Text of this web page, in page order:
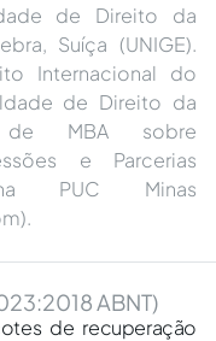
de Direito da
Suíça (UNIGE).
Internacional do
de Direito da
de MBA sobre
e Parcerias
na PUC Minas
).
ABNT)
de recuperação